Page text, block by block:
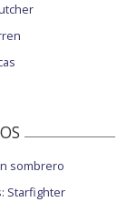
sombrero
Starfighter